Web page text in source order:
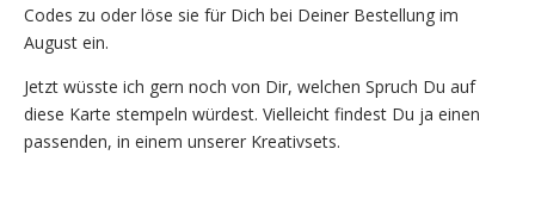
Codes zu oder löse sie für Dich bei Deiner Bestellung im
August ein.
Jetzt wüsste ich gern noch von Dir, welchen Spruch Du auf
diese Karte stempeln würdest. Vielleicht findest Du ja einen
passenden, in einem unserer Kreativsets.